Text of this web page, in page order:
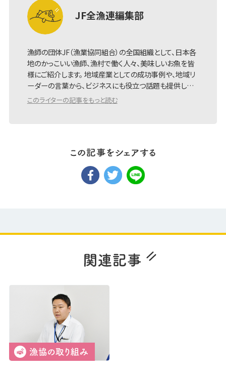
JF全漁連編集部
漁師の団体JF（漁業協同組合）の全国組織として、日本各
地のかっこいい漁師、漁村で働く人々、美味しいお魚を皆
様にご紹介します。 地域産業としての成功事例や、地域リ
ーダーの言葉から、ビジネスにも役立つ話題も提供し…
このライターの記事をもっと読む